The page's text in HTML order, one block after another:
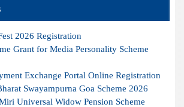
2026 Registration
Grant for Media Personality Scheme
Exchange Portal Online Registration
Swayampurna Goa Scheme 2026
Universal Widow Pension Scheme